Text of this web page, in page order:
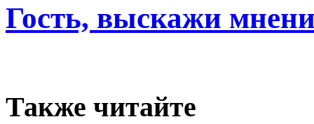
Гость, выскажи
Также читайте